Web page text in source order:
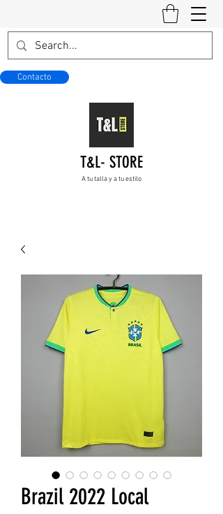
Contacto
T&L- STORE
A tu talla y a tu estilo
Brazil 2022 Local